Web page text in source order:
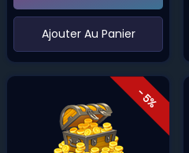
Bloodscalp-Alliance
Bonechewer-Alliance
Borean Tundra-Alliance
Boulderfist-Alliance
Bronzebeard-Alliance
‌Ajouter Au Panier
- 5%